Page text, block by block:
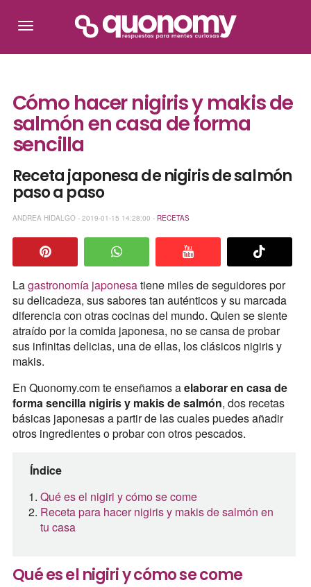
Cómo hacer nigiris y makis de
salmón en casa de forma
sencilla
Receta japonesa de nigiris de salmón
paso a paso
ANDREA HIDALGO - 2019-01-15 14:28:00 - RECETAS
Lagastronomía japonesatiene miles de seguidores por
su delicadeza, sus sabores tan auténticos y su marcada
diferencia con otras cocinas del mundo. Quien se siente
atraído por la comida japonesa, no se cansa de probar
sus infinitas delicias, una de ellas, los clásicos nigiris y
makis.
En Quonomy.com te enseñamos aelaborar en casa de
forma sencilla nigiris y makis de salmón, dos recetas
básicas japonesas a partir de las cuales puedes añadir
otros ingredientes o probar con otros pescados.
Índice
Qué es el nigiri y cómo se come
Receta para hacer nigiris y makis de salmón en
tu casa
Qué es el nigiri y cómo se come